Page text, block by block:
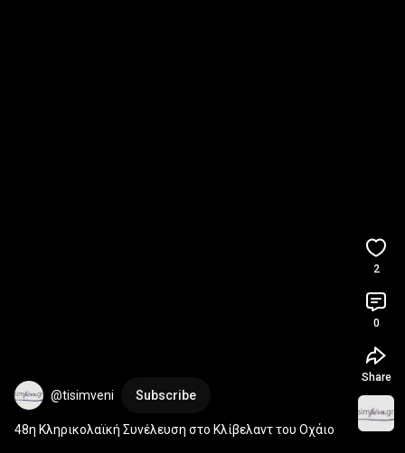
@tisimveni Subscribe
48η Κληρικολαϊκή Συνέλευση στο Κλίβελαντ του Οχάιο
2
0
Share